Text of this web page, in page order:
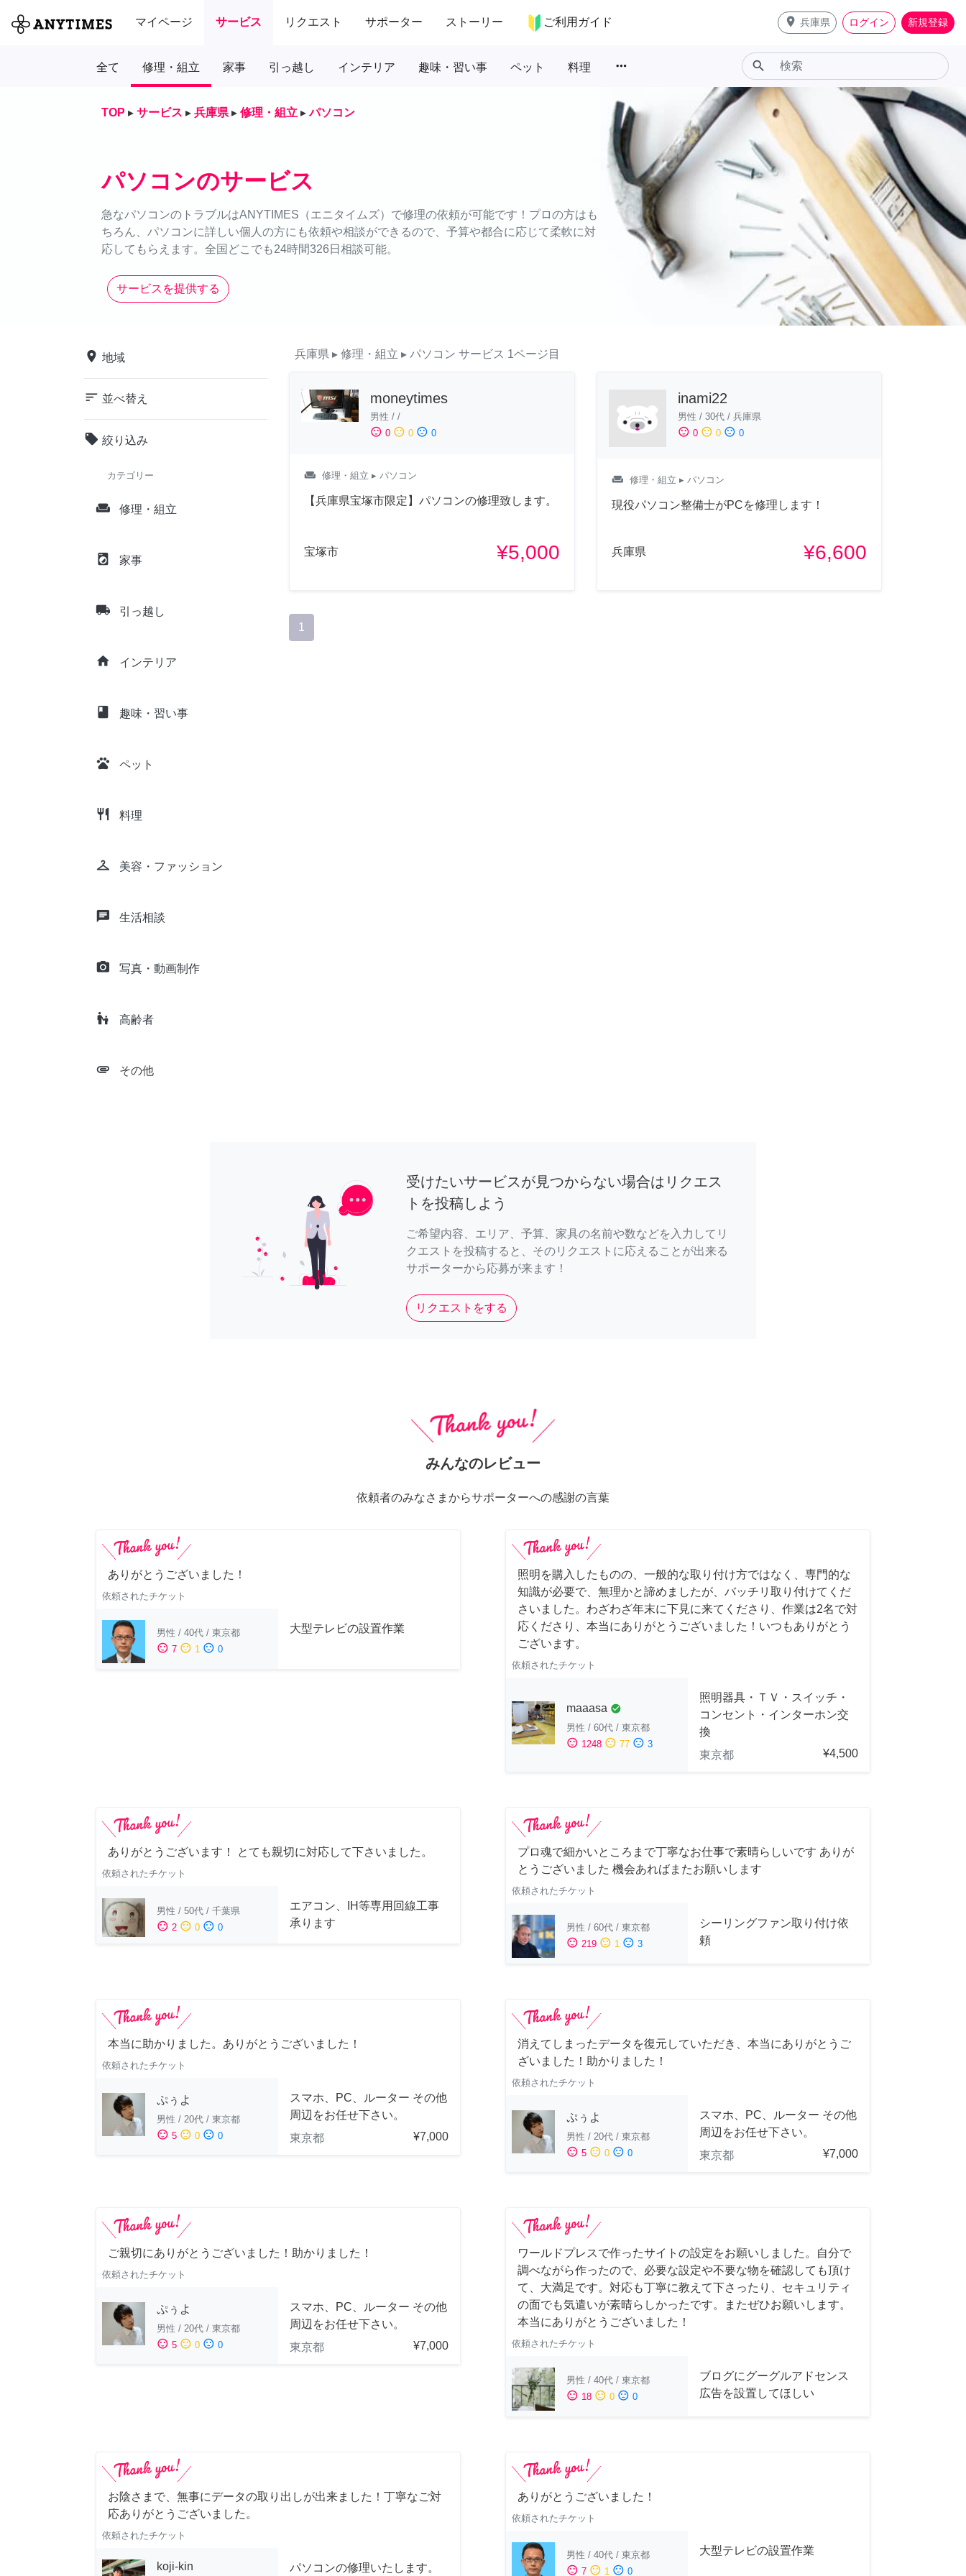
マイページ サービス リクエスト サポーター ストーリー ご利用ガイド place 兵庫県 ログイン 新規登録
全て 修理・組立 家事 引っ越し インテリア 趣味・習い事 ペット 料理 more_horiz search
TOP ▸ サービス ▸ 兵庫県 ▸ 修理・組立 ▸ パソコン
パソコンのサービス
急なパソコンのトラブルはANYTIMES（エニタイムズ）で修理の依頼が可能です！プロの方はも
ちろん、パソコンに詳しい個人の方にも依頼や相談ができるので、予算や都合に応じて柔軟に対
応してもらえます。全国どこでも24時間326日相談可能。
サービスを提供する
place 地域
sort 並べ替え
local_offer 絞り込み
カテゴリー
weekend 修理・組立
local_laundry_service 家事
local_shipping 引っ越し
home インテリア
class 趣味・習い事
pets ペット
restaurant 料理
checkroom 美容・ファッション
chat 生活相談
camera_alt 写真・動画制作
escalator_warning 高齢者
attachment その他
兵庫県 ▸ 修理・組立 ▸ パソコン サービス 1ページ目
moneytimes
男性 / /
sentiment_satisfied 0 sentiment_neutral 0 sentiment_dissatisfied 0
weekend 修理・組立 ▸ パソコン
【兵庫県宝塚市限定】パソコンの修理致します。
宝塚市 ¥5,000
inami22
男性 / 30代/ 兵庫県
sentiment_satisfied 0 sentiment_neutral 0 sentiment_dissatisfied 0
weekend 修理・組立 ▸ パソコン
現役パソコン整備士がPCを修理します！
兵庫県 ¥6,600
1
受けたいサービスが見つからない場合はリクエス
トを投稿しよう
ご希望内容、エリア、予算、家具の名前や数などを入力してリ
クエストを投稿すると、そのリクエストに応えることが出来る
サポーターから応募が来ます！
リクエストをする
みんなのレビュー
依頼者のみなさまからサポーターへの感謝の言葉
ありがとうございました！
依頼されたチケット
男性 / 40代 / 東京都
sentiment_satisfied 7 sentiment_neutral 1 sentiment_dissatisfied 0
大型テレビの設置作業
照明を購入したものの、一般的な取り付け方ではなく、専門的な
知識が必要で、無理かと諦めましたが、バッチリ取り付けてくだ
さいました。わざわざ年末に下見に来てくださり、作業は2名で対
応くださり、本当にありがとうございました！いつもありがとう
ございます。
依頼されたチケット
maaasa check_circle
男性 / 60代 / 東京都
sentiment_satisfied 1248 sentiment_neutral 77 sentiment_dissatisfied 3
照明器具・ＴＶ・スイッチ・
コンセント・インターホン交
換
東京都
¥4,500
ありがとうございます！ とても親切に対応して下さいました。
依頼されたチケット
男性 / 50代 / 千葉県
sentiment_satisfied 2 sentiment_neutral 0 sentiment_dissatisfied 0
エアコン、IH等専用回線工事
承ります
プロ魂で細かいところまで丁寧なお仕事で素晴らしいです ありが
とうございました 機会あればまたお願いします
依頼されたチケット
男性 / 60代 / 東京都
sentiment_satisfied 219 sentiment_neutral 1 sentiment_dissatisfied 3
シーリングファン取り付け依
頼
本当に助かりました。ありがとうございました！
依頼されたチケット
ぷぅよ
男性 / 20代 / 東京都
sentiment_satisfied 5 sentiment_neutral 0 sentiment_dissatisfied 0
スマホ、PC、ルーター その他
周辺をお任せ下さい。
東京都
¥7,000
消えてしまったデータを復元していただき、本当にありがとうご
ざいました！助かりました！
依頼されたチケット
ぷぅよ
男性 / 20代 / 東京都
sentiment_satisfied 5 sentiment_neutral 0 sentiment_dissatisfied 0
スマホ、PC、ルーター その他
周辺をお任せ下さい。
東京都
¥7,000
ご親切にありがとうございました！助かりました！
依頼されたチケット
ぷぅよ
男性 / 20代 / 東京都
sentiment_satisfied 5 sentiment_neutral 0 sentiment_dissatisfied 0
スマホ、PC、ルーター その他
周辺をお任せ下さい。
東京都
¥7,000
ワールドプレスで作ったサイトの設定をお願いしました。自分で
調べながら作ったので、必要な設定や不要な物を確認しても頂け
て、大満足です。対応も丁寧に教えて下さったり、セキュリティ
の面でも気遣いが素晴らしかったです。またぜひお願いします。
本当にありがとうございました！
依頼されたチケット
男性 / 40代 / 東京都
sentiment_satisfied 18 sentiment_neutral 0 sentiment_dissatisfied 0
ブログにグーグルアドセンス
広告を設置してほしい
お陰さまで、無事にデータの取り出しが出来ました！丁寧なご対
応ありがとうございました。
依頼されたチケット
koji-kin パソコンの修理いたします。
ありがとうございました！
依頼されたチケット
男性 / 40代 / 東京都
sentiment_satisfied 7 sentiment_neutral 1 sentiment_dissatisfied 0
大型テレビの設置作業